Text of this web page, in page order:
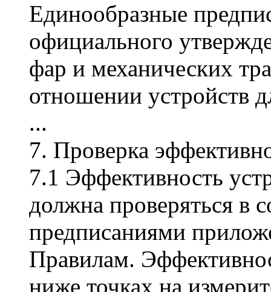
Единообразные
официального
фар и механических
отношении устройств
...
7. Проверка
7.1 Эффективность
должна проверяться в
предписаниями
Правилам.
ниже точках на